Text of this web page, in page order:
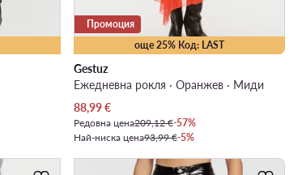
още 25% Код: LAST
Промоция
Gestuz
Ежедневна рокля · Оранжев · Миди
Актуална цена
88,99€
Редовна цена209,12 €-57%
Най-ниска цена93,99 €-5%